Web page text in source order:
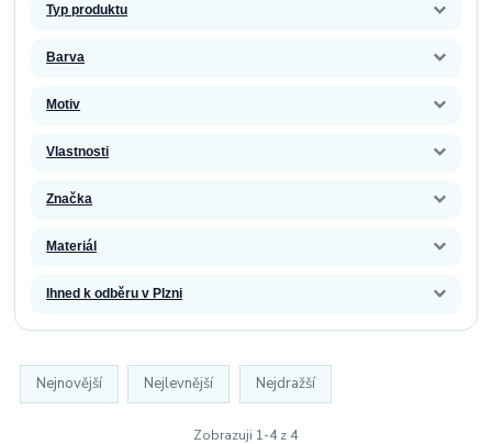
Typ produktu
Barva
Motiv
Vlastnosti
Značka
Materiál
Ihned k odběru v Plzni
Nejnovější Nejlevnější Nejdražší
Zobrazuji 1-4 z 4